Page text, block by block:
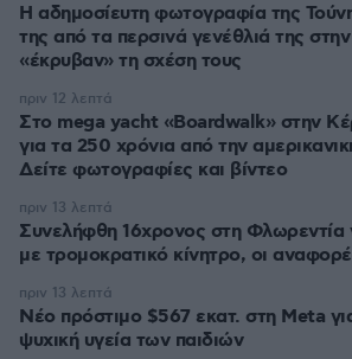
Η αδημοσίευτη φωτογραφία της
της από τα περσινά γενέθλιά της στην
«έκρυβαν» τη σχέση τους
Στο mega yacht «Boardwalk» στην
για τα 250 χρόνια από την
Δείτε φωτογραφίες και βίντεο
πριν 12 λεπτά
Συνελήφθη 16χρονος στη Φλωρεντία
με τρομοκρατικό κίνητρο, οι
πριν 13 λεπτά
Νέο πρόστιμο $567 εκατ. στη Meta
ψυχική υγεία των παιδιών
πριν 13 λεπτά